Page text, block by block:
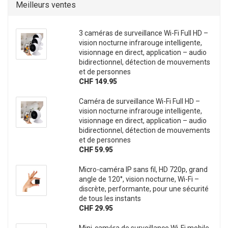
Meilleurs ventes
3 caméras de surveillance Wi-Fi Full HD –
vision nocturne infrarouge intelligente,
visionnage en direct, application – audio
bidirectionnel, détection de mouvements
et de personnes
CHF 149.95
Caméra de surveillance Wi-Fi Full HD –
vision nocturne infrarouge intelligente,
visionnage en direct, application – audio
bidirectionnel, détection de mouvements
et de personnes
CHF 59.95
Micro-caméra IP sans fil, HD 720p, grand
angle de 120°, vision nocturne, Wi-Fi –
discrète, performante, pour une sécurité
de tous les instants
CHF 29.95